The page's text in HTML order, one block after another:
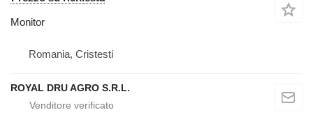
Monitor
Romania, Cristesti
ROYAL DRU AGRO S.R.L.